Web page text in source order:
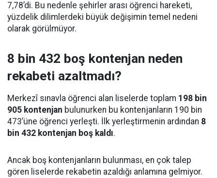
7,78’di. Bu nedenle şehirler arası öğrenci hareketi,
yüzdelik dilimlerdeki büyük değişimin temel nedeni
olarak görülmüyor.
8 bin 432 boş kontenjan neden
rekabeti azaltmadı?
Merkezî sınavla öğrenci alan liselerde toplam 198 bin
905 kontenjan bulunurken bu kontenjanların 190 bin
473’üne öğrenci yerleşti. İlk yerleştirmenin ardından 8
bin 432 kontenjan boş kaldı.
Ancak boş kontenjanların bulunması, en çok talep
gören liselerde rekabetin azaldığı anlamına gelmiyor.